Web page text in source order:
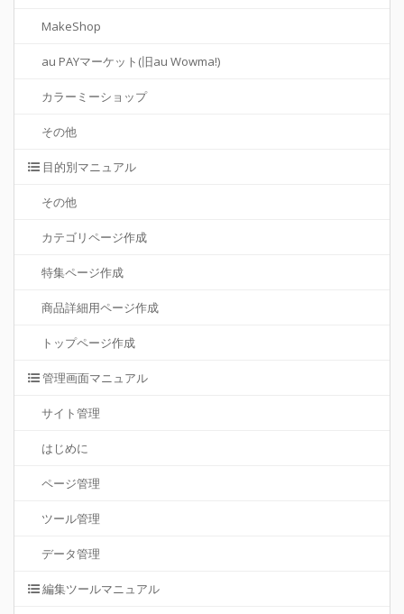
MakeShop
au PAYマーケット(旧au Wowma!)
カラーミーショップ
その他
目的別マニュアル
その他
カテゴリページ作成
特集ページ作成
商品詳細用ページ作成
トップページ作成
管理画面マニュアル
サイト管理
はじめに
ページ管理
ツール管理
データ管理
編集ツールマニュアル